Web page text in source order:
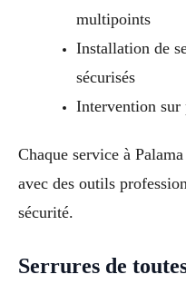
multipoints
Installation de
sécurisés
Intervention sur
Chaque service à
avec des outils
sécurité.
Serrures de